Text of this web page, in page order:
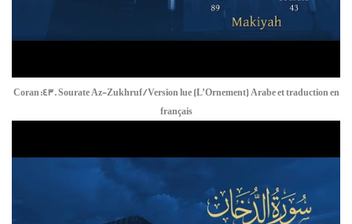
Coran:43. Sourate Az-Zukhruf / Version lue (L’Ornement) Arabe et traduction en
français